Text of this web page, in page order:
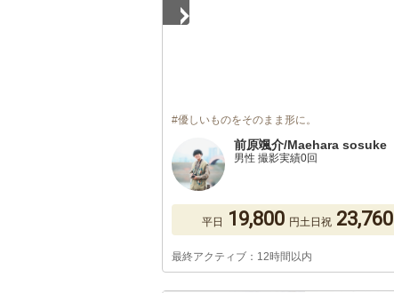
#優しいものをそのまま形に。
前原颯介/Maehara sosuke
男性 撮影実績0回
平日 19,800 円土日祝 23,760
最終アクティブ：12時間以内